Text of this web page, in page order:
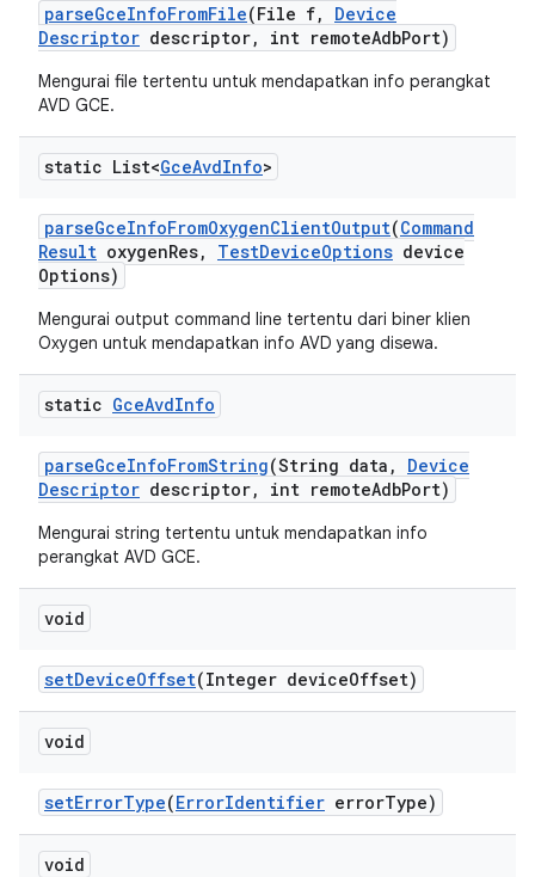
parseGceInfoFromFile(File f,
Device
Descriptor descriptor, int remoteAdbPort)
Mengurai file tertentu untuk mendapatkan info perangkat
AVD GCE.
static List<GceAvdInfo>
parseGceInfoFromOxygenClientOutput(Command
Result oxygenRes, TestDeviceOptions device
Options)
Mengurai output command line tertentu dari biner klien
Oxygen untuk mendapatkan info AVD yang disewa.
static GceAvdInfo
parseGceInfoFromString(String data ,
Device
Descriptor descriptor, int remoteAdbPort)
Mengurai string tertentu untuk mendapatkan info
perangkat AVD GCE.
void
setDeviceOffset(Integer deviceOffset)
void
setErrorType(ErrorIdentifier errorType)
void